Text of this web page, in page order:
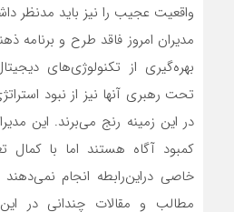
واقعیت عجیب را نیز باید مدنظر
مدیران امروز فاقد طرح و برنامه
بهره‌‌‌گیری از تکنولوژی‌‌‌های
تحت رهبری آنها نیز از نبود
در این زمینه رنج می‌‌‌برند. این
کمبود آگاه هستند اما با کمال
خاصی دراین‌‌‌رابطه انجام
مطالب و مقالات چندانی در